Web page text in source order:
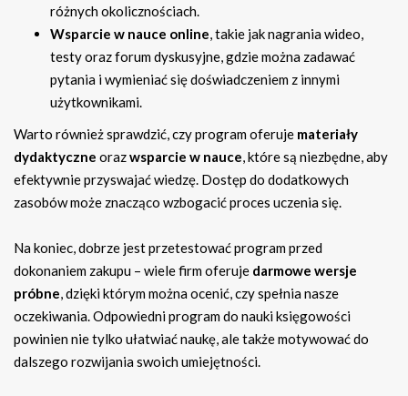
różnych okolicznościach.
Wsparcie w nauce online, takie jak nagrania wideo,
testy oraz forum dyskusyjne, gdzie można zadawać
pytania i wymieniać się doświadczeniem z innymi
użytkownikami.
Warto również sprawdzić, czy program oferuje materiały
dydaktyczne orazwsparcie w nauce, które są niezbędne, aby
efektywnie przyswajać wiedzę. Dostęp do dodatkowych
zasobów może znacząco wzbogacić proces uczenia się.
Na koniec, dobrze jest przetestować program przed
dokonaniem zakupu – wiele firm oferuje darmowe wersje
próbne, dzięki którym można ocenić, czy spełnia nasze
oczekiwania. Odpowiedni program do nauki księgowości
powinien nie tylko ułatwiać naukę, ale także motywować do
dalszego rozwijania swoich umiejętności.